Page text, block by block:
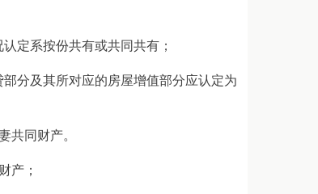
定系按份共有或共同共有；
分及其所对应的房屋增值部分应认定为
同财产。
产；